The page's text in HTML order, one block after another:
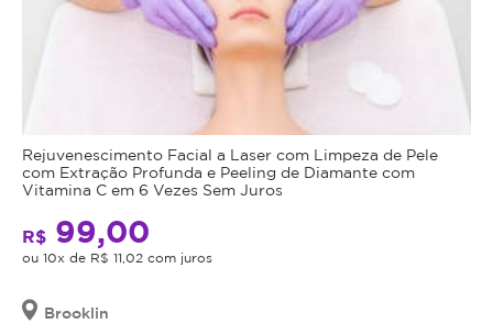
Rejuvenescimento Facial a Laser com Limpeza de Pele
com Extração Profunda e Peeling de Diamante com
Vitamina C em 6 Vezes Sem Juros
R$ 99,00
ou 10x de R$ 11,02 com juros
Brooklin